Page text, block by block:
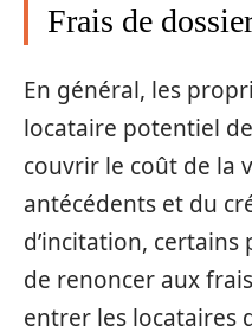
Frais de
En général, les
locataire potentiel
couvrir le coût de la
antécédents et du
d’incitation,
de renoncer aux
entrer les locataires